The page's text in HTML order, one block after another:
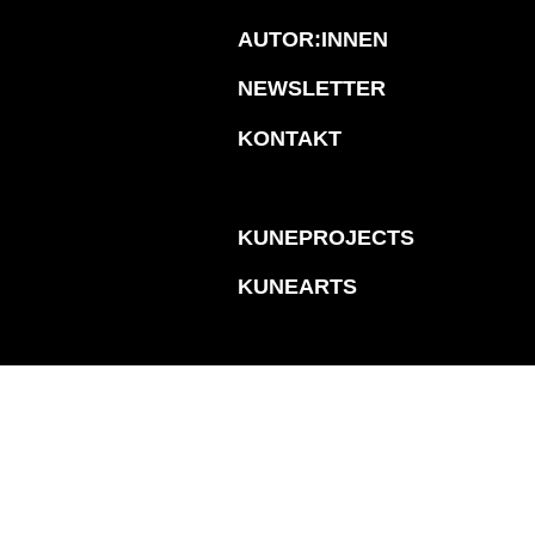
AUTOR:INNEN
NEWSLETTER
KONTAKT
KUNEPROJECTS
KUNEARTS